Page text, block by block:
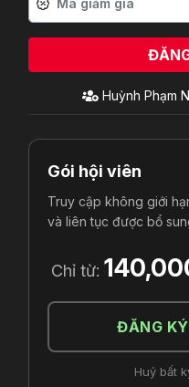
Huỳnh Phạm
Gói hội viên
Truy cập không giới
và liên tục được bổ
Chỉ từ:
ĐĂNG
Huỷ bất